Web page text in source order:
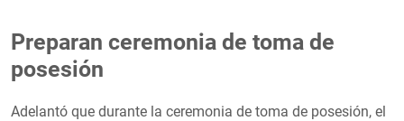
Preparan ceremonia de toma de
posesión
Adelantó que durante la ceremonia de toma de posesión, el